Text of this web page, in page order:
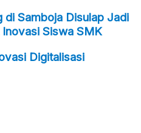
di Samboja Disulap Jadi
Siswa SMK
Digitalisasi